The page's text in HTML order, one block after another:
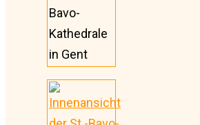
Bavo-
Kathedrale
in Gent